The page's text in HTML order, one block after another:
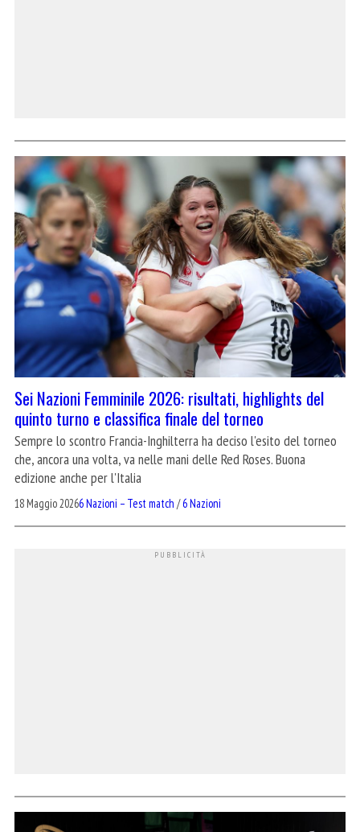
Sei Nazioni Femminile 2026: risultati, highlights del
quinto turno e classifica finale del torneo
Sempre lo scontro Francia-Inghilterra ha deciso l'esito del torneo
che, ancora una volta, va nelle mani delle Red Roses. Buona
edizione anche per l'Italia
18 Maggio 20266 Nazioni – Test match /6 Nazioni